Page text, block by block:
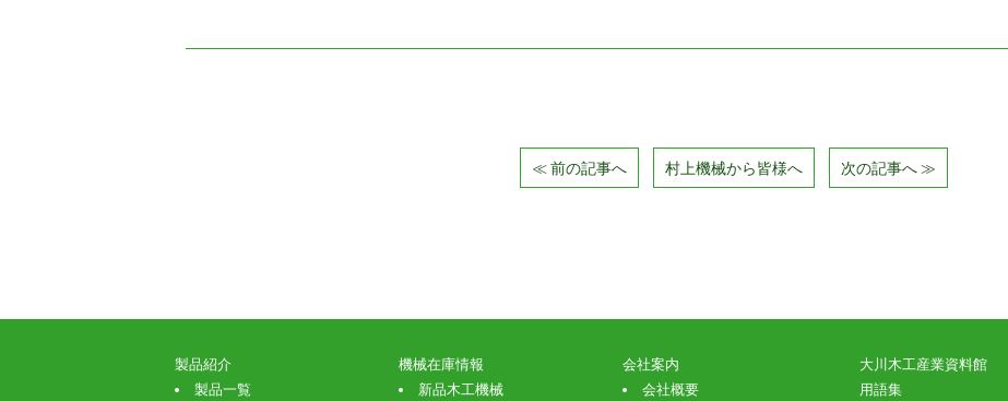
≪ 前の記事へ 村上機械から皆様へ 次の記事へ ≫
製品紹介
製品一覧
機械在庫情報
新品木工機械
会社案内
会社概要
大川木工産業資料館
用語集